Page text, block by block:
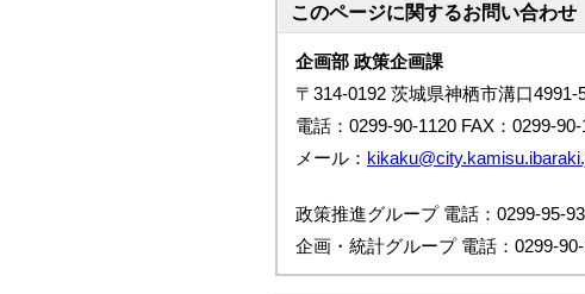
このページに関するお問い合わせ
企画部 政策企画課
〒314-0192 茨城県神栖市溝口4991-
電話：0299-90-1120 FAX：0299-90-
メール：
政策推進グループ 電話：0299-95-
企画・統計グループ 電話：0299-